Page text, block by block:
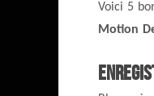
Voici 5
Motion